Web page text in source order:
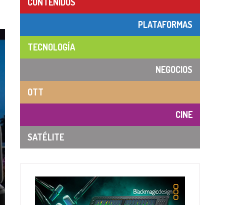
PLATAFORMAS
TECNOLOGÍA
NEGOCIOS
OTT
CINE
SATÉLITE